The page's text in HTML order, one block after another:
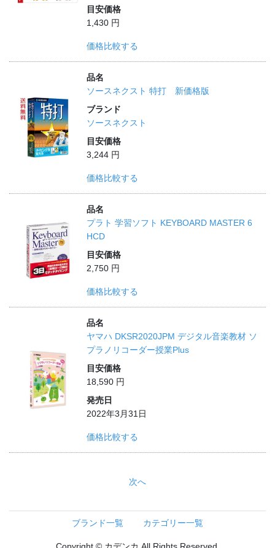
目安価格
1,430 円
価格比較する
品名
ソースネクスト 特打 新価格版
ブランド
ソースネクスト
目安価格
3,244 円
価格比較する
品名
プラト 学習ソフト KEYBOARD MASTER 6
HCD
目安価格
2,750 円
価格比較する
品名
ヤマハ DKSR2020JPM デジタル音楽教材 ソ
プラノリコーダー授業Plus
目安価格
18,590 円
発売日
2022年3月31日
価格比較する
次へ
ブランド一覧 カテゴリー一覧